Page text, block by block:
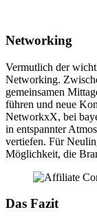
Networking
Vermutlich der
Networking.
gemeinsamen
führen und neue
NetworkxX, bei
in entspannter
vertiefen. Für
Möglichkeit, die
Das Fazit